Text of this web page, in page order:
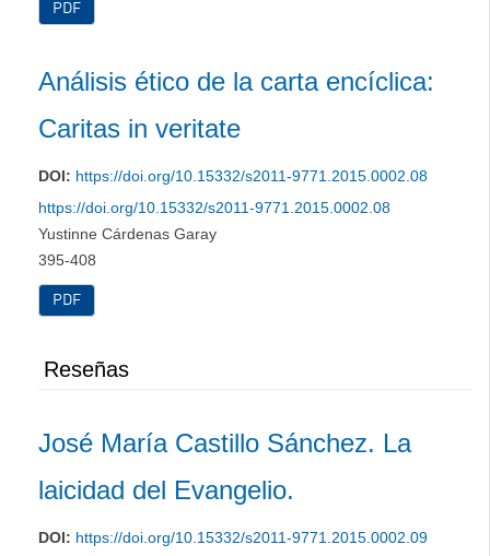
PDF
Análisis ético de la carta encíclica:
Caritas in veritate
DOI: https://doi.org/10.15332/s2011-9771.2015.0002.08
https://doi.org/10.15332/s2011-9771.2015.0002.08
Yustinne Cárdenas Garay
395-408
PDF
Reseñas
José María Castillo Sánchez. La
laicidad del Evangelio.
DOI: https://doi.org/10.15332/s2011-9771.2015.0002.09